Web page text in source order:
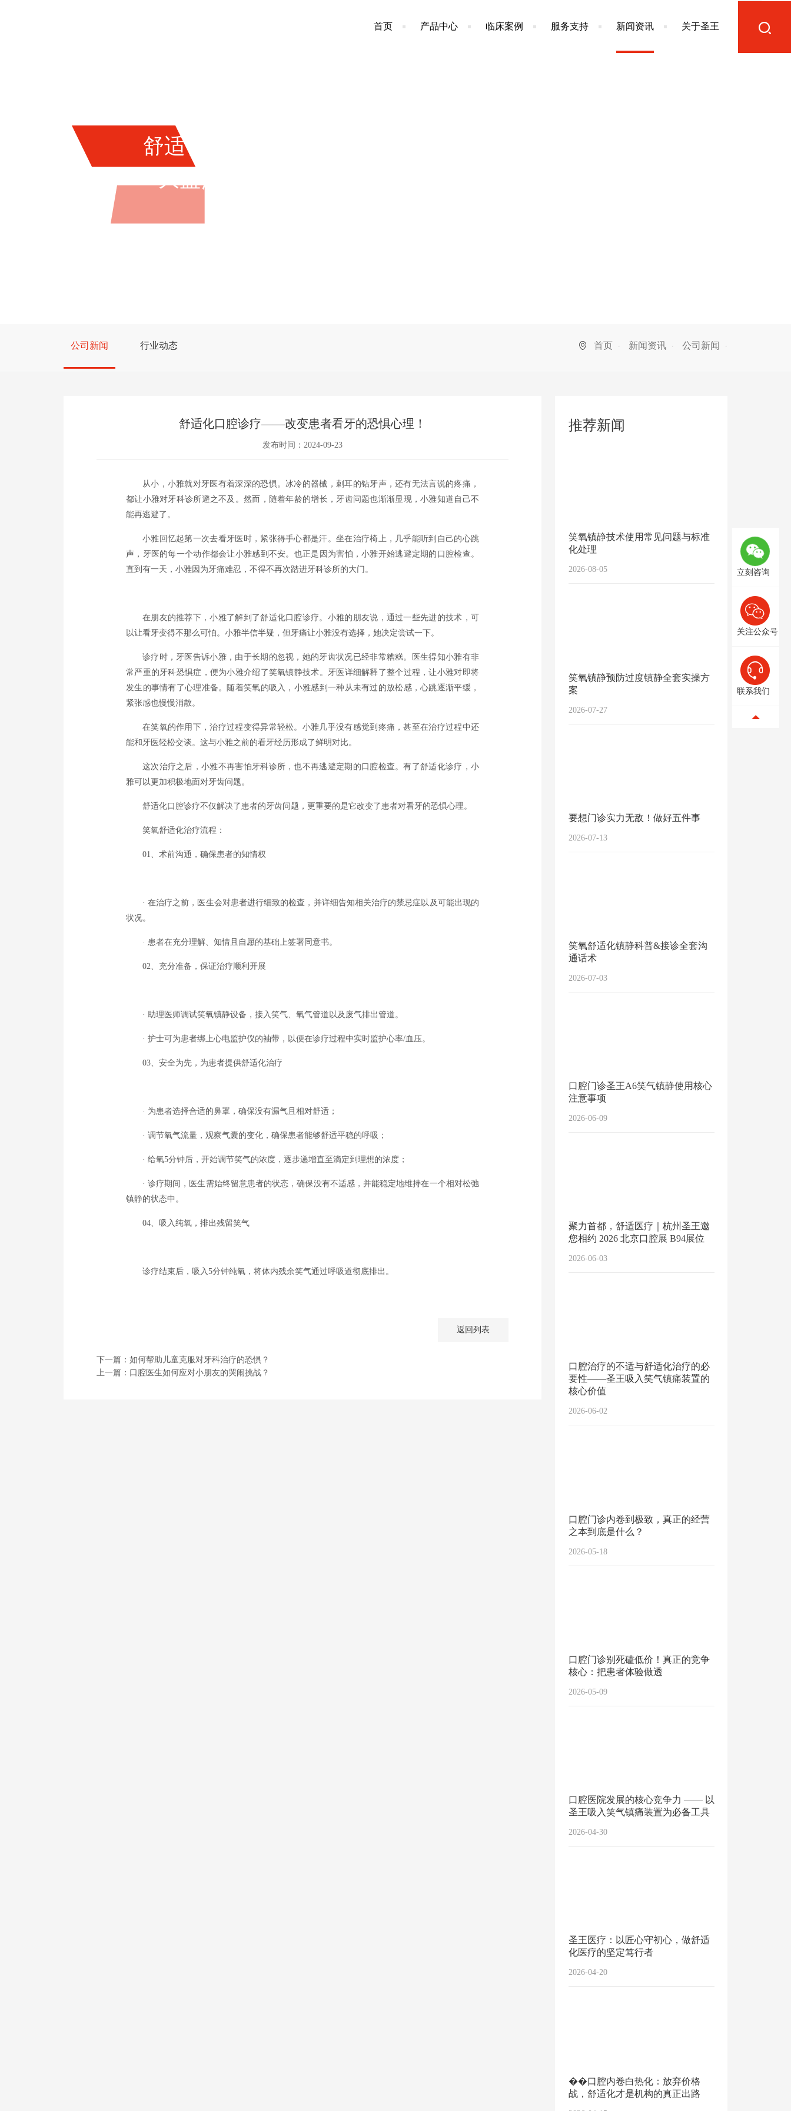
首页 产品中心 临床案例 服务支持 新闻资讯 关于圣王
舒适化医疗事件
大盘点
公司新闻 行业动态 首页 新闻资讯 公司新闻
舒适化口腔诊疗——改变患者看牙的恐惧心理！
发布时间：2024-09-23
从小，小雅就对牙医有着深深的恐惧。冰冷的器械，刺耳的钻牙声，还有无法言说的疼痛，
都让小雅对牙科诊所避之不及。然而，随着年龄的增长，牙齿问题也渐渐显现，小雅知道自己不
能再逃避了。
小雅回忆起第一次去看牙医时，紧张得手心都是汗。坐在治疗椅上，几乎能听到自己的心跳
声，牙医的每一个动作都会让小雅感到不安。也正是因为害怕，小雅开始逃避定期的口腔检查。
直到有一天，小雅因为牙痛难忍，不得不再次踏进牙科诊所的大门。
在朋友的推荐下，小雅了解到了舒适化口腔诊疗。小雅的朋友说，通过一些先进的技术，可
以让看牙变得不那么可怕。小雅半信半疑，但牙痛让小雅没有选择，她决定尝试一下。
诊疗时，牙医告诉小雅，由于长期的忽视，她的牙齿状况已经非常糟糕。医生得知小雅有非
常严重的牙科恐惧症，便为小雅介绍了笑氧镇静技术。牙医详细解释了整个过程，让小雅对即将
发生的事情有了心理准备。随着笑氧的吸入，小雅感到一种从未有过的放松感，心跳逐渐平缓，
紧张感也慢慢消散。
在笑氧的作用下，治疗过程变得异常轻松。小雅几乎没有感觉到疼痛，甚至在治疗过程中还
能和牙医轻松交谈。这与小雅之前的看牙经历形成了鲜明对比。
这次治疗之后，小雅不再害怕牙科诊所，也不再逃避定期的口腔检查。有了舒适化诊疗，小
雅可以更加积极地面对牙齿问题。
舒适化口腔诊疗不仅解决了患者的牙齿问题，更重要的是它改变了患者对看牙的恐惧心理。
笑氧舒适化治疗流程：
01、术前沟通，确保患者的知情权
· 在治疗之前，医生会对患者进行细致的检查，并详细告知相关治疗的禁忌症以及可能出现的
状况。
· 患者在充分理解、知情且自愿的基础上签署同意书。
02、充分准备，保证治疗顺利开展
· 助理医师调试笑氧镇静设备，接入笑气、氧气管道以及废气排出管道。
· 护士可为患者绑上心电监护仪的袖带，以便在诊疗过程中实时监护心率/血压。
03、安全为先，为患者提供舒适化治疗
· 为患者选择合适的鼻罩，确保没有漏气且相对舒适；
· 调节氧气流量，观察气囊的变化，确保患者能够舒适平稳的呼吸；
· 给氧5分钟后，开始调节笑气的浓度，逐步递增直至滴定到理想的浓度；
· 诊疗期间，医生需始终留意患者的状态，确保没有不适感，并能稳定地维持在一个相对松弛
镇静的状态中。
04、吸入纯氧，排出残留笑气
诊疗结束后，吸入5分钟纯氧，将体内残余笑气通过呼吸道彻底排出。
返回列表
下一篇：如何帮助儿童克服对牙科治疗的恐惧？
上一篇：口腔医生如何应对小朋友的哭闹挑战？
推荐新闻
笑氧镇静技术使用常见问题与标准
化处理
2026-08-05
笑氧镇静预防过度镇静全套实操方
案
2026-07-27
要想门诊实力无敌！做好五件事
2026-07-13
笑氧舒适化镇静科普&接诊全套沟
通话术
2026-07-03
口腔门诊圣王A6笑气镇静使用核心
注意事项
2026-06-09
聚力首都，舒适医疗｜杭州圣王邀
您相约 2026 北京口腔展 B94展位
2026-06-03
口腔治疗的不适与舒适化治疗的必
要性——圣王吸入笑气镇痛装置的
核心价值
2026-06-02
口腔门诊内卷到极致，真正的经营
之本到底是什么？
2026-05-18
口腔门诊别死磕低价！真正的竞争
核心：把患者体验做透
2026-05-09
口腔医院发展的核心竞争力 —— 以
圣王吸入笑气镇痛装置为必备工具
2026-04-30
圣王医疗：以匠心守初心，做舒适
化医疗的坚定笃行者
2026-04-20
��口腔内卷白热化：放弃价格
战，舒适化才是机构的真正出路
立刻咨询
关注公众号
联系我们